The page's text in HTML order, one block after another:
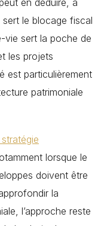
sert le blocage fiscal
vie sert la poche de
les projets
est particulièrement
patrimoniale
lorsque le
doivent être
la
l’approche reste